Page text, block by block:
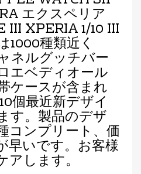
エクスペリア
III XPERIA 1/10 III
1000種類近く
ネルグッチバー
エベディオール
ケースが含まれ
個最近新デザイ
す。製品のデザ
コンプリート、価
早いです。お客様
します。